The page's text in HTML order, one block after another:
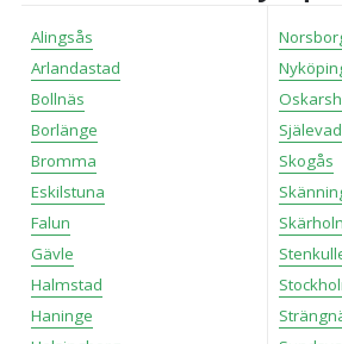
Alingsås
Arlandastad
Bollnäs
Borlänge
Bromma
Eskilstuna
Falun
Gävle
Halmstad
Haninge
Själevad
Skogås